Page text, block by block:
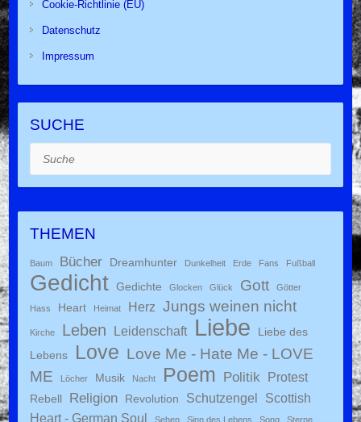
Cookie-Richtlinie (EU)
Datenschutz
Impressum
SUCHE
Suche
THEMEN
Baum Bücher Dreamhunter Dunkelheit Erde Fans Fußball
Gedicht Gedichte Glocken Glück Gott Götter
Hass Heart Heimat Herz Jungs weinen nicht
Kirche Leben Leidenschaft Liebe
Liebe des
Lebens
Love Love Me - Hate Me - LOVE
ME
Löcher Musik Nacht Poem Politik Protest
Rebell Religion Revolution Schutzengel
Scottish
Heart - German Soul
Sehen Sinn des Lebens Song Sterne